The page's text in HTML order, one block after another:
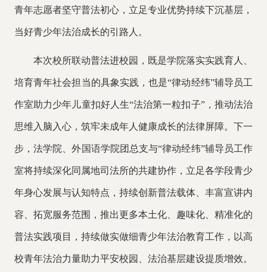
青年志愿者坚守普法初心，立足专业优势持续下沉基层，
当好青少年法治成长的引路人。
本次校所联动普法进校园，既是学院落实实践育人、
培育青年社会担当的具象实践，也是“律动经纬”辅导员工
作室助力少年儿童扣好人生“法治第一粒扣子”，推动法治
思维入脑入心，筑牢未成年人健康成长的法律屏障。下一
步，法学院、外国语学院团总支与“律动经纬”辅导员工作
室将持续深化同属地司法所的共建协作，立足各学段青少
年身心发展与认知特点，持续创新普法载体、丰富宣讲内
容、拓宽服务范围，推出更多本土化、趣味化、精准化的
普法实践项目，持续做实做细青少年法治教育工作，以高
校青年法治力量助力平安校园、法治基层建设提质增效。